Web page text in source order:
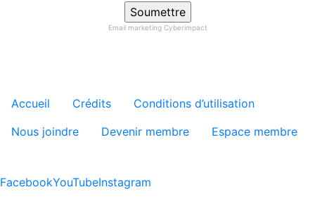
Email marketing Cyberimpact
Menu tertiaire de pied de
Accueil Crédits
Conditions d’utilisation
Nous joindre
Devenir membre Espace membre
FacebookYouTubeInstagram